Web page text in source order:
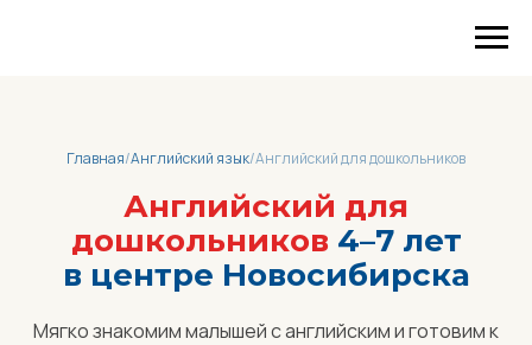
Главная/Английский язык/Английский для дошкольников
Английский для
дошкольников 4–7 лет
в центре Новосибирска
Мягко знакомим малышей с английским и готовим к